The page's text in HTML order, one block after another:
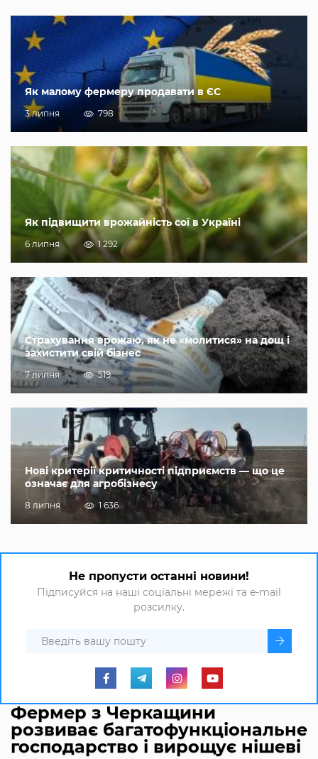
Як малому фермеру продавати в ЄС
3 липня 798
Як підвищити врожайність сої в Україні
6 липня 1 292
Страхування врожаю, як не «молитися» на дощ і
захистити свій бізнес
7 липня 519
Нові критерії критичності підприємств — що це
означає для агробізнесу
8 липня 1 636
Не пропусти останні новини!
Підписуйся на наші соціальні мережі та e-mail
розсилку.
Фермер з Черкащини
розвиває багатофункціональне
господарство і вирощує нішеві